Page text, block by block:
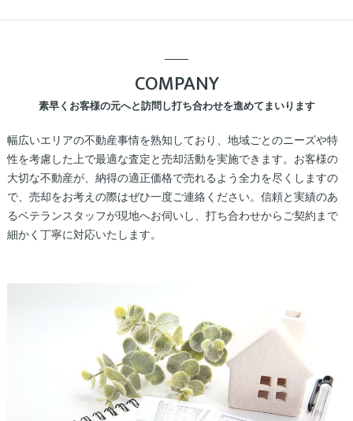
素早くお客様の元へと訪問し打ち合わせを進めてまいります
COMPANY
幅広いエリアの不動産事情を熟知しており、地域ごとのニーズや特
性を考慮した上で最適な査定と売却活動を実施できます。お客様の
大切な不動産が、納得の適正価格で売れるよう全力を尽くしますの
で、売却をお考えの際はぜひ一度ご連絡ください。信頼と実績のあ
るベテランスタッフが現地へお伺いし、打ち合わせからご契約まで
細かく丁寧に対応いたします。